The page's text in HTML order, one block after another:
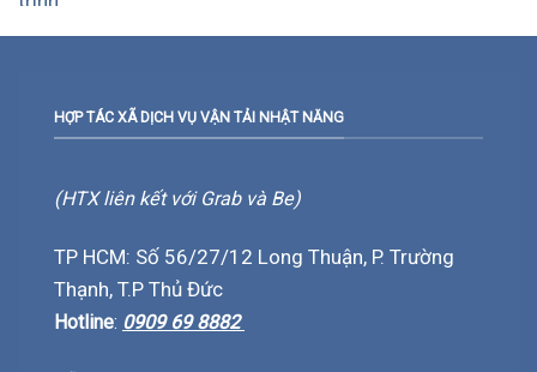
HỢP TÁC XÃ DỊCH VỤ VẬN TẢI NHẬT NĂNG
(HTX liên kết với Grab và Be)
TP HCM: Số 56/27/12 Long Thuận, P. Trường
Thạnh, T.P Thủ Đức
Hotline: 0909 69 8882